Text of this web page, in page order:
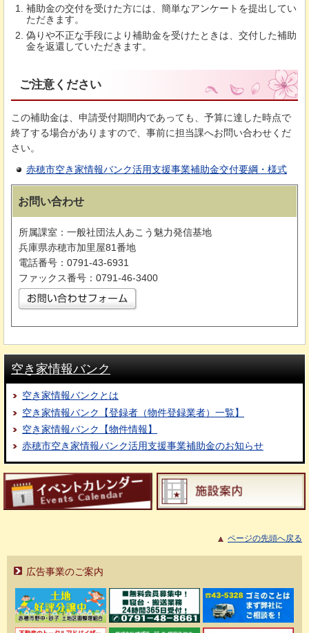
補助金の交付を受けた方には、簡単なアンケートを提出してい
ただきます。
偽りや不正な手段により補助金を受けたときは、交付した補助
金を返還していただきます。
ご注意ください
この補助金は、申請受付期間内であっても、予算に達した時点で
終了する場合がありますので、事前に担当課へお問い合わせくだ
さい。
赤穂市空き家情報バンク活用支援事業補助金交付要綱・様式
お問い合わせ
所属課室：一般社団法人あこう魅力発信基地
兵庫県赤穂市加里屋81番地
電話番号：0791-43-6931
ファックス番号：0791-46-3400
空き家情報バンク
空き家情報バンクとは
空き家情報バンク【登録者（物件登録業者）一覧】
空き家情報バンク【物件情報】
赤穂市空き家情報バンク活用支援事業補助金のお知らせ
ページの先頭へ戻る
広告事業のご案内